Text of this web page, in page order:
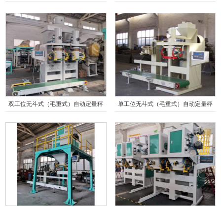
双工位无斗式（毛重式）自动定量秤 单工位无斗式（毛重式）自动定量秤